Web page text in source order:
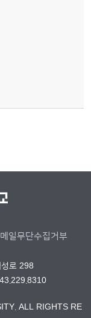
일무단수집거부
로 298
ALL RIGHTS RE